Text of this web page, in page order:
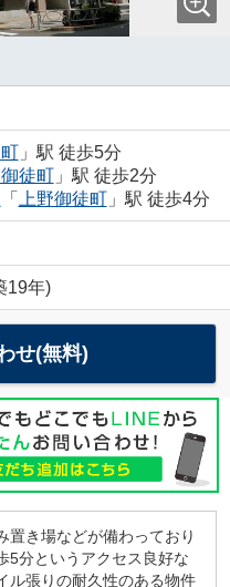
」駅 徒歩5分
徒町」駅 徒歩2分
「 上野御徒町」駅 徒歩4分
19年)
せ(無料)
置き場などが備わっており
5分というアクセス良好な
ル張りの耐久性のある物件